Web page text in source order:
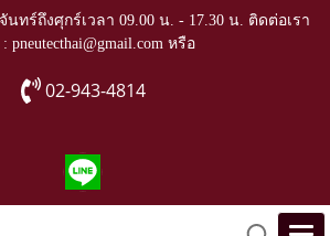
ทร์ถึงศุกร์เวลา 09.00 น. - 17.30 น. ติดต่อเรา
pneutecthai@gmail.com หรือ
02-943-4814